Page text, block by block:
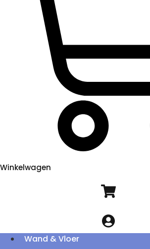
Winkelwagen
Wand & Vloer